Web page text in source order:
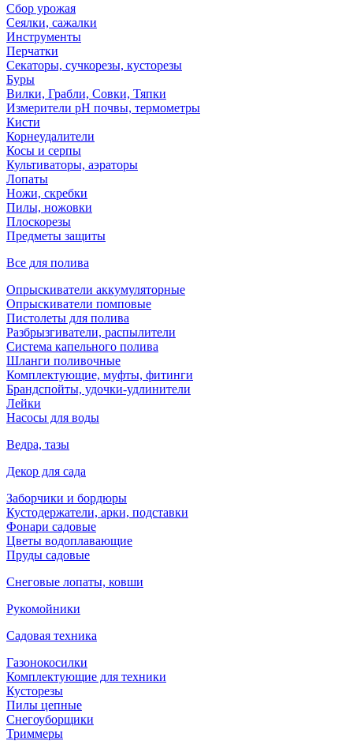
Сбор урожая
Сеялки, сажалки
Инструменты
Перчатки
Секаторы, сучкорезы, кусторезы
Буры
Вилки, Грабли, Совки, Тяпки
Измерители pH почвы, термометры
Кисти
Корнеудалители
Косы и серпы
Культиваторы, аэраторы
Лопаты
Ножи, скребки
Пилы, ножовки
Плоскорезы
Предметы защиты
Все для полива
Опрыскиватели аккумуляторные
Опрыскиватели помповые
Пистолеты для полива
Разбрызгиватели, распылители
Система капельного полива
Шланги поливочные
Комплектующие, муфты, фитинги
Брандспойты, удочки-удлинители
Лейки
Насосы для воды
Ведра, тазы
Декор для сада
Заборчики и бордюры
Кустодержатели, арки, подставки
Фонари садовые
Цветы водоплавающие
Пруды садовые
Снеговые лопаты, ковши
Рукомойники
Садовая техника
Газонокосилки
Комплектующие для техники
Кусторезы
Пилы цепные
Снегоуборщики
Триммеры